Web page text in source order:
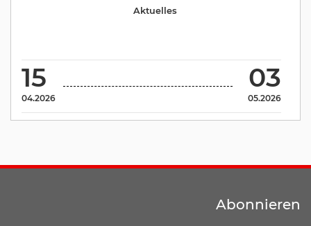
15
04.2026
03
05.2026
Aktuelles
Abonnieren